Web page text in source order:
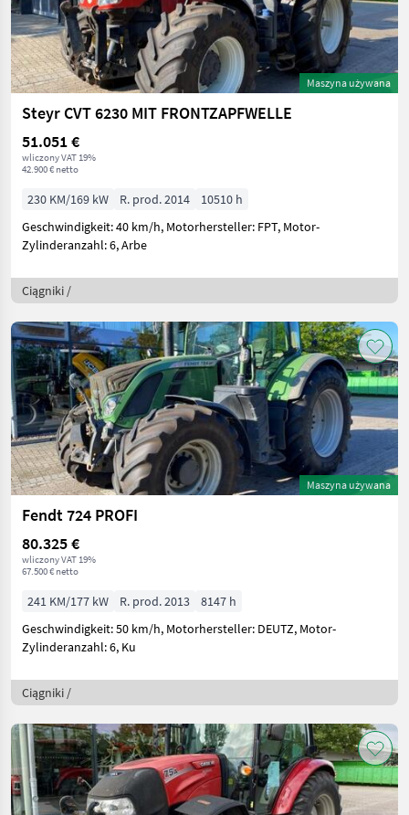
Maszyna używana
Steyr CVT 6230 MIT FRONTZAPFWELLE
51.051 €
wliczony VAT 19%
42.900 € netto
230 KM/169 kW R. prod. 2014
10510 h
Geschwindigkeit: 40 km/h, Motorhersteller: FPT, Motor-
Zylinderanzahl: 6, Arbe
Ciągniki /
Maszyna używana
Fendt 724 PROFI
80.325 €
wliczony VAT 19%
67.500 € netto
241 KM/177 kW R. prod. 2013
8147 h
Geschwindigkeit: 50 km/h, Motorhersteller: DEUTZ, Motor-
Zylinderanzahl: 6, Ku
Ciągniki /